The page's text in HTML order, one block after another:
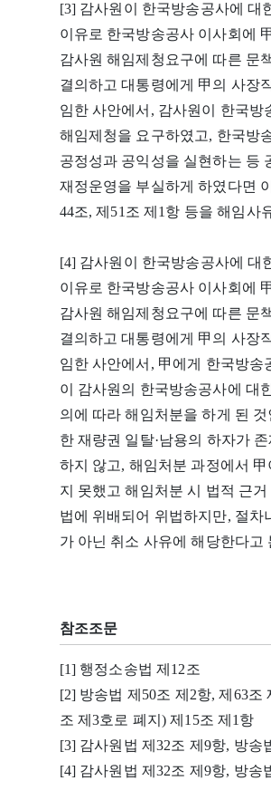
[3] 감사원이 한국방송공사에 대
이유로 한국방송공사 이사회에
감사원 해임제청요구에 따른 문
결의하고 대통령에게 甲의 사장
임한 사안에서, 감사원이 한국
해임제청을 요구하였고, 한국방
공정성과 공익성을 실현하는 등
재정운영을 부실하게 하였다면
44조, 제51조 제1항 등을 해임사
[4] 감사원이 한국방송공사에 대
이유로 한국방송공사 이사회에
감사원 해임제청요구에 따른 문
결의하고 대통령에게 甲의 사장
임한 사안에서, 甲에게 한국방
이 감사원의 한국방송공사에 대
의에 따라 해임처분을 하게 된
한 재량권 일탈·남용의 하자가
하지 않고, 해임처분 과정에서
지 못했고 해임처분 시 법적 근
법에 위배되어 위법하지만, 절
가 아닌 취소 사유에 해당한다
참조조문
[1] 행정소송법 제12조
[2] 방송법 제50조 제2항, 제63조
조 제3호로 폐지) 제15조 제1항
[3] 감사원법 제32조 제9항, 방송
[4] 감사원법 제32조 제9항, 방송